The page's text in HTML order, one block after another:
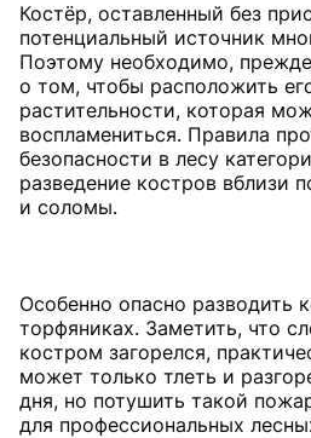
Костёр, оставленный без
потенциальный источник
Поэтому необходимо,
о том, чтобы расположить
растительности, которая
воспламениться. Правила
безопасности в лесу
разведение костров вблизи
и соломы.
Особенно опасно разводить
торфяниках. Заметить, что
костром загорелся,
может только тлеть и
дня, но потушить такой
для профессиональных